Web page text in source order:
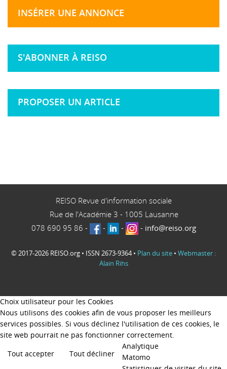
INSÉRER UNE ANNONCE
S'ABONNER À REISO
PROPOSER UN ARTICLE
REISO Revue d'information sociale
Rue de l'Académie 3 - 1005 Lausanne
078 690 95 86 - - - - info@reiso.org
© 2017-2026 REISO.org • ISSN 2673-9364 • Plan du site • Webmaster :
Alain Rihs
Choix utilisateur pour les Cookies
Nous utilisons des cookies afin de vous proposer les meilleurs
services possibles. Si vous déclinez l'utilisation de ces cookies, le
site web pourrait ne pas fonctionner correctement.
Tout accepter
Tout décliner
Analytique
Matomo